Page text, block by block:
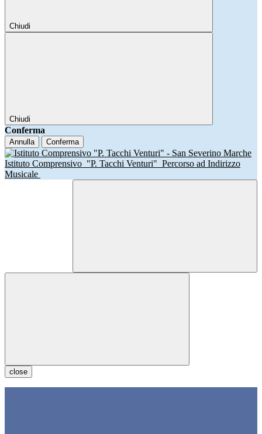
Chiudi
Chiudi
Conferma
Annulla Conferma
Istituto Comprensivo "P. Tacchi Venturi" Percorso ad Indirizzo
Musicale
close